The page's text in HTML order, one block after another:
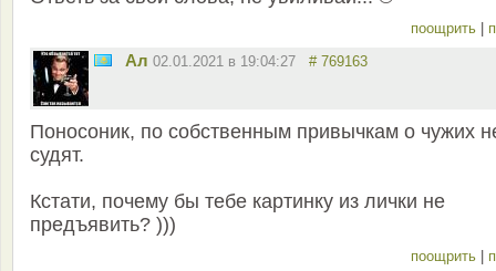
поощрить
Ал 02.01.2021 в 19:04:27 # 769163
Поносоник, по собственным привычкам о чужих
судят.
Кстати, почему бы тебе картинку из лички не
предъявить? )))
поощрить